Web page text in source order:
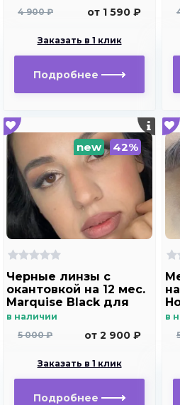
4 900 ₽
от 1 590 ₽
Заказать в 1 клик
Подробнее
new 42%
Черные линзы c
окантовкой на 12 мес.
Marquise Black для
темных и светлых
в наличии
5 000 ₽
от 2 900 ₽
Заказать в 1 клик
Подробнее
в